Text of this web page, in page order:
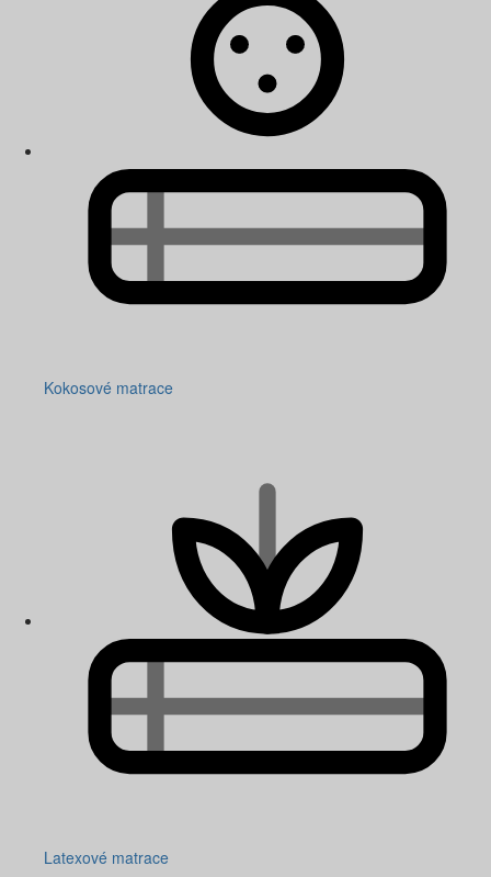
Kokosové matrace
Latexové matrace